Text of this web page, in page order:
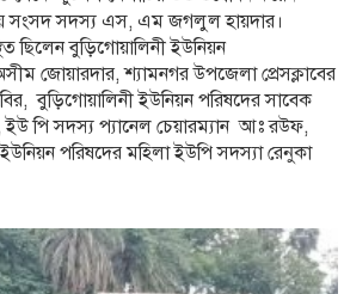
সংসদ সদস্য এস, এম জগলুল হায়দার।
ছিলেন বুড়িগোয়ালিনী ইউনিয়ন
জোয়ারদার, শ‍্যামনগর উপজেলা প্রেসক্লাবের
বুড়িগোয়ালিনী ইউনিয়ন পরিষদের সাবেক
পি সদস্য প‍্যানেল চেয়ারম্যান আঃ রউফ,
পরিষদের মহিলা ইউপি সদ‍স‍্যা রেনুকা